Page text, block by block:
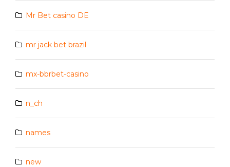
Mr Bet casino DE
mr jack bet brazil
mx-bbrbet-casino
n_ch
names
new